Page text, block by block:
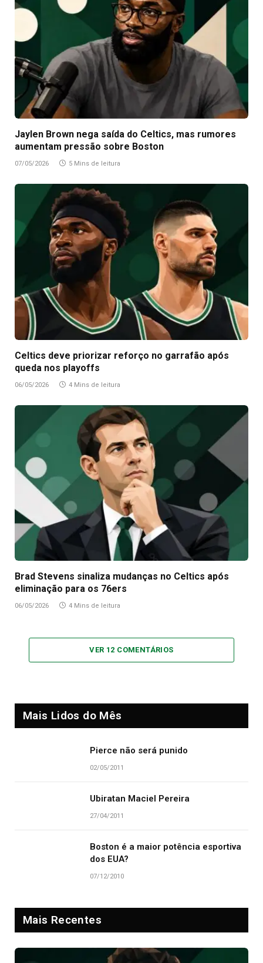
Jaylen Brown nega saída do Celtics, mas rumores
aumentam pressão sobre Boston
07/05/2026 5 Mins de leitura
Celtics deve priorizar reforço no garrafão após
queda nos playoffs
06/05/2026 4 Mins de leitura
Brad Stevens sinaliza mudanças no Celtics após
eliminação para os 76ers
06/05/2026 4 Mins de leitura
VER 12 COMENTÁRIOS
Mais Lidos do Mês
Pierce não será punido
02/05/2011
Ubiratan Maciel Pereira
27/04/2011
Boston é a maior potência esportiva
dos EUA?
07/12/2010
Mais Recentes